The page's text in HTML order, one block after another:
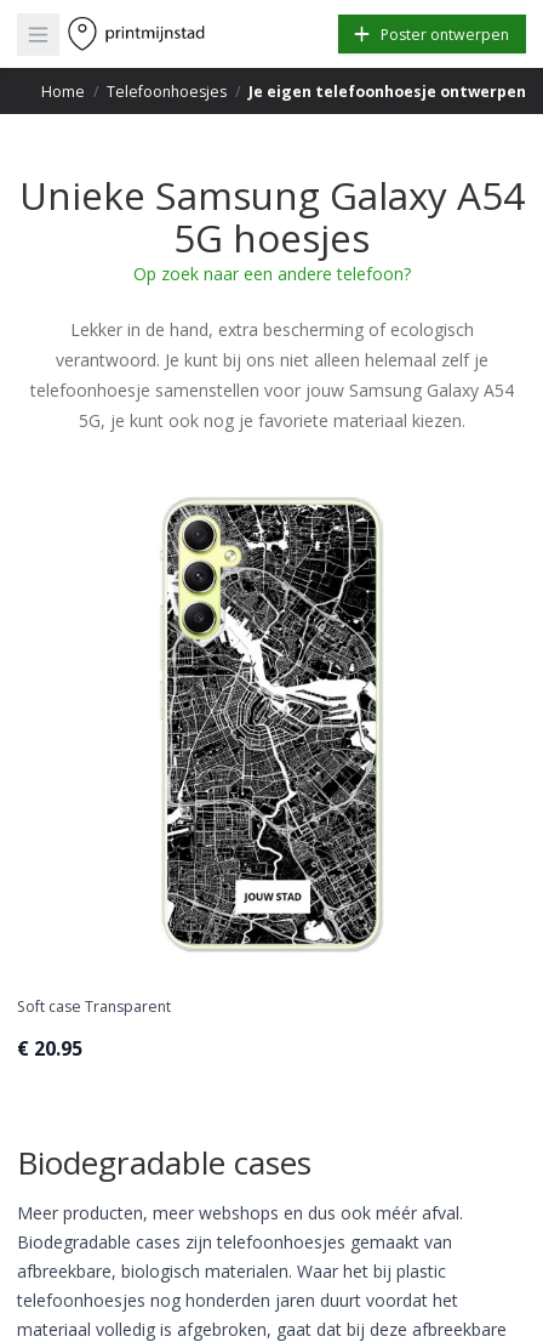
Open main menu Poster ontwerpen
Home / Telefoonhoesjes / Je eigen telefoonhoesje ontwerpen
Unieke Samsung Galaxy A54
5G hoesjes
Op zoek naar een andere telefoon?
Lekker in de hand, extra bescherming of ecologisch
verantwoord. Je kunt bij ons niet alleen helemaal zelf je
telefoonhoesje samenstellen voor jouw Samsung Galaxy A54
5G, je kunt ook nog je favoriete materiaal kiezen.
Soft case Transparent
€ 20.95
Biodegradable cases
Meer producten, meer webshops en dus ook méér afval.
Biodegradable cases zijn telefoonhoesjes gemaakt van
afbreekbare, biologisch materialen. Waar het bij plastic
telefoonhoesjes nog honderden jaren duurt voordat het
materiaal volledig is afgebroken, gaat dat bij deze afbreekbare